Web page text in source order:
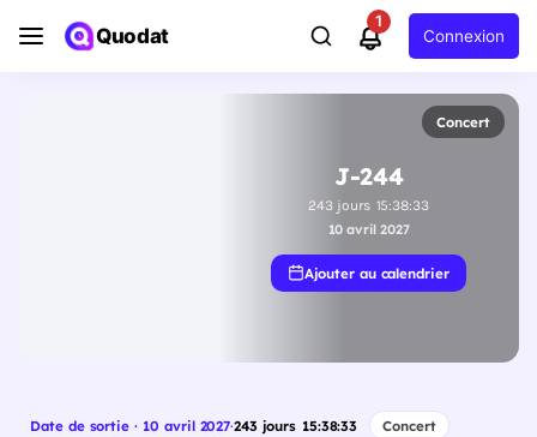
Quodat
1
Connexion
Concert
J-244
243jours 15:38:32
10 avril 2027
Ajouter au calendrier
Date de sortie · 10 avril 2027·243 jours 15:38:32 Concert